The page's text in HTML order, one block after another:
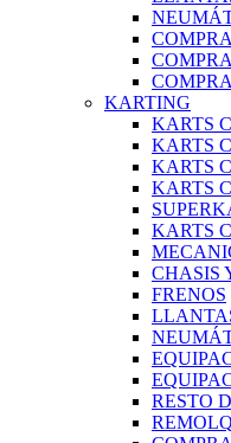
KARTING
KARTS
KARTS
KARTS
KARTS
KARTS
CHASIS
FRENOS
RESTO